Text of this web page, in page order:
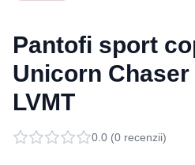
Pantofi sport
Unicorn Chaser
LVMT
0.0 (0 recenzii)